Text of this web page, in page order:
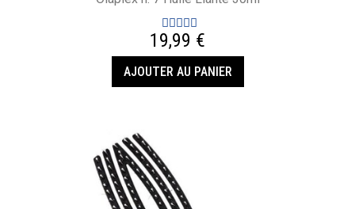
19,99 €
AJOUTER AU PANIER